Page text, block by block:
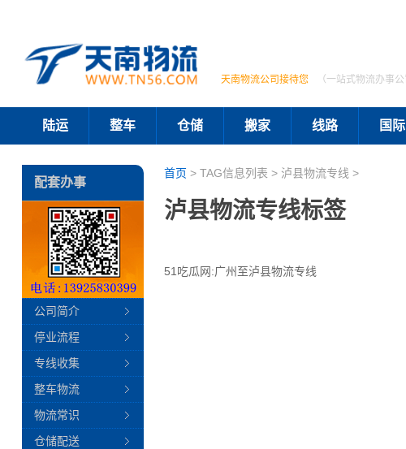
天南物流公司接待您 （一站式物流办事
陆运 整车 仓储 搬家 线路 国际
首页 > TAG信息列表 > 泸县物流专线 >
泸县物流专线标签
51吃瓜网:广州至泸县物流专线
配套办事
公司简介
停业流程
专线收集
整车物流
物流常识
仓储配送